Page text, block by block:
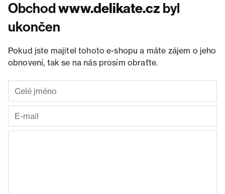
Obchodwww.delikate.cz byl
ukončen
Pokud jste majitel tohoto e-shopu a máte zájem o jeho
obnovení, tak se na nás prosím obraťte.